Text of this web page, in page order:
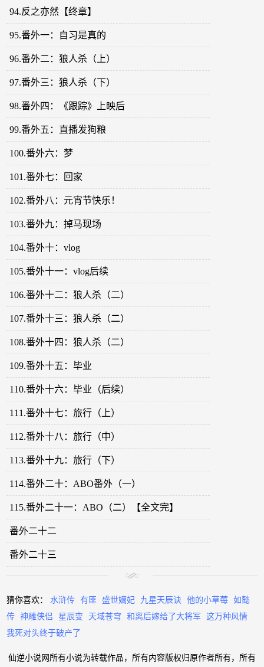
94.反之亦然【终章】
95.番外一：自习是真的
96.番外二：狼人杀（上）
97.番外三：狼人杀（下）
98.番外四：《跟踪》上映后
99.番外五：直播发狗粮
100.番外六：梦
101.番外七：回家
102.番外八：元宵节快乐！
103.番外九：掉马现场
104.番外十：vlog
105.番外十一：vlog后续
106.番外十二：狼人杀（二）
107.番外十三：狼人杀（二）
108.番外十四：狼人杀（二）
109.番外十五：毕业
110.番外十六：毕业（后续）
111.番外十七：旅行（上）
112.番外十八：旅行（中）
113.番外十九：旅行（下）
114.番外二十：ABO番外（一）
115.番外二十一：ABO（二）【全文完】
番外二十二
番外二十三
猜你喜欢： 水浒传 有匪 盛世嫡妃 九星天辰诀 他的小草莓
如懿
传
神雕侠侣 星辰变 天域苍穹 和离后嫁给了大将军
这万种风情
我死对头终于破产了
仙逆小说网所有小说为转载作品，所有内容版权归原作者所有，所有